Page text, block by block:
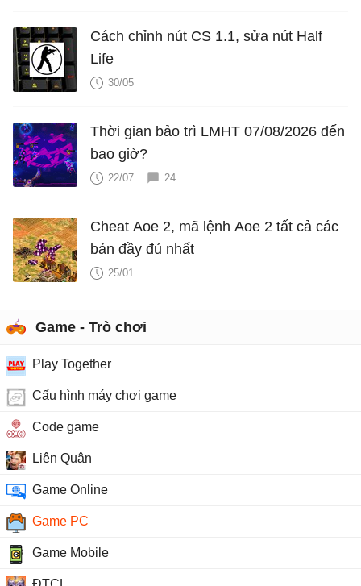
Cách chỉnh nút CS 1.1, sửa nút Half
Life
30/05
Thời gian bảo trì LMHT 07/08/2026 đến
bao giờ?
22/07 24
Cheat Aoe 2, mã lệnh Aoe 2 tất cả các
bản đầy đủ nhất
25/01
Game - Trò chơi
Play Together
Cấu hình máy chơi game
Code game
Liên Quân
Game Online
Game PC
Game Mobile